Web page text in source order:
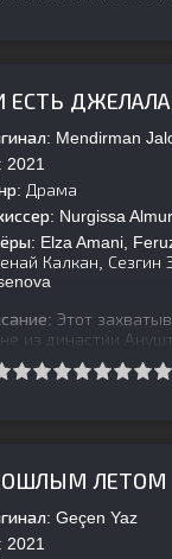
ЕСТЬ
Mendirman
2021
Драма
Nurgissa
Elza Amani,
Калкан,
Этот
из династии
в борьбе
ЛЕТОМ
Geçen Yaz
2021